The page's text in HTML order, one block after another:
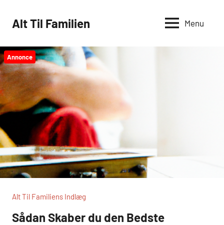
Alt Til Familien Menu
Annonce
Alt Til Familiens Indlæg
Sådan Skaber du den Bedste